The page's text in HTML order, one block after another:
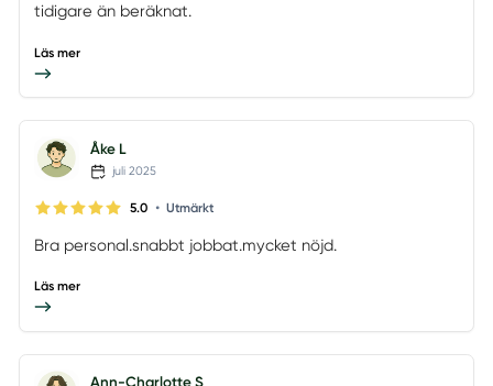
tidigare än beräknat.
Läs mer
Åke L
juli 2025
5.0 • Utmärkt
Bra personal.snabbt jobbat.mycket nöjd.
Läs mer
Ann-Charlotte S